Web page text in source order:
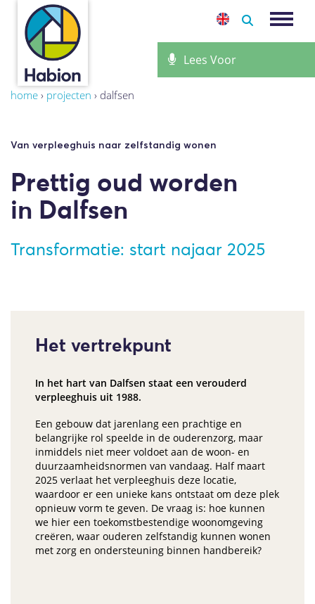
Lees Voor
home › projecten › dalfsen
Van verpleeghuis naar zelfstandig wonen
Prettig oud worden
in Dalfsen
Transformatie: start najaar 2025
Het vertrekpunt
In het hart van Dalfsen staat een verouderd
verpleeghuis uit 1988.
Een gebouw dat jarenlang een prachtige en
belangrijke rol speelde in de ouderenzorg, maar
inmiddels niet meer voldoet aan de woon- en
duurzaamheidsnormen van vandaag. Half maart
2025 verlaat het verpleeghuis deze locatie,
waardoor er een unieke kans ontstaat om deze plek
opnieuw vorm te geven. De vraag is: hoe kunnen
we hier een toekomstbestendige woonomgeving
creëren, waar ouderen zelfstandig kunnen wonen
met zorg en ondersteuning binnen handbereik?